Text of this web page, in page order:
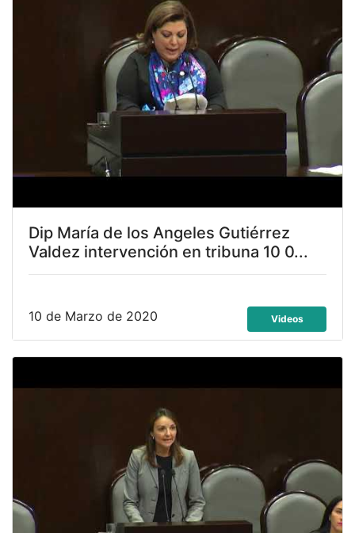
Dip María de los Angeles Gutiérrez
Valdez intervención en tribuna 10 0...
10 de Marzo de 2020 Videos